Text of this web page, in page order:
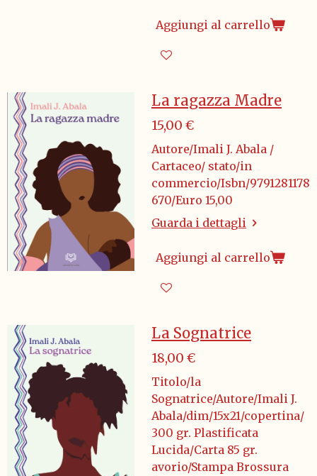
Aggiungi al carrello
La ragazza Madre
15,00 €
Autore/Imali J. Abala /
Cartaceo/ stato/in
commercio/Isbn/9791281178
670/Euro 15,00
Guarda i dettagli
Aggiungi al carrello
La Sognatrice
18,00 €
Titolo/la
Sognatrice/Autore/Imali J.
Abala/dim/15x21/copertina/
300 gr. Plastificata
Lucida/Carta 85 gr.
avorio/Stampa Brossura